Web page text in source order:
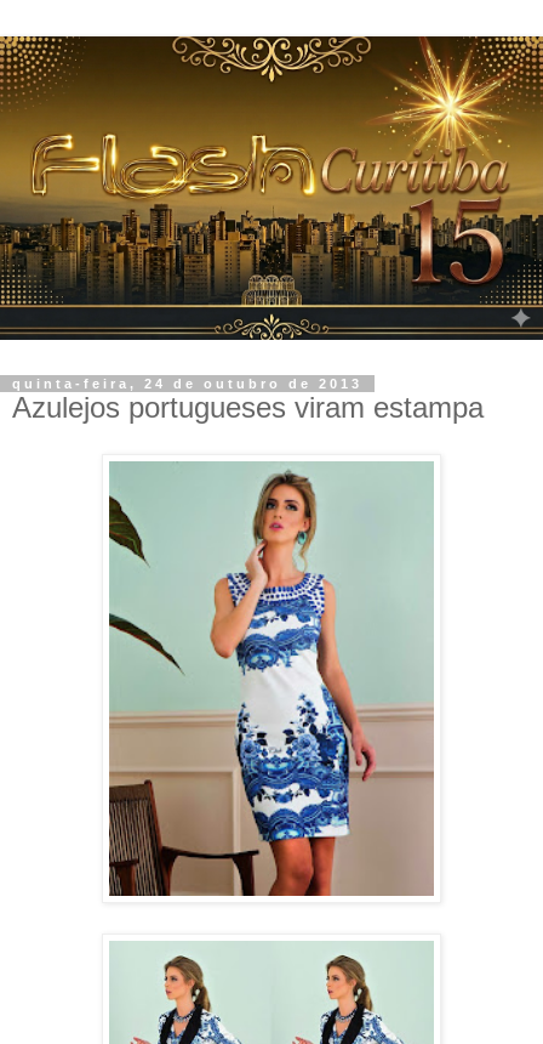
quinta-feira, 24 de outubro de 2013
Azulejos portugueses viram estampa